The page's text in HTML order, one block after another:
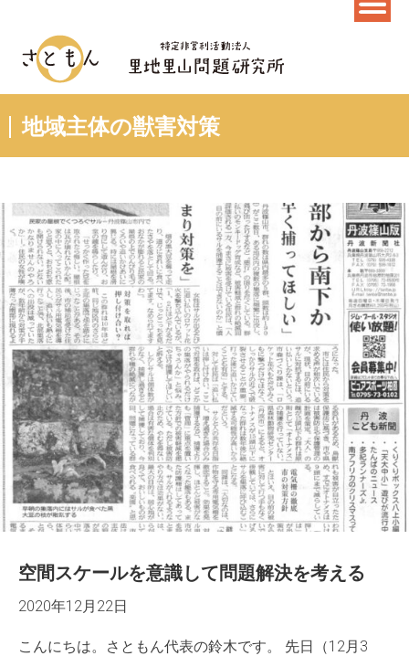
地域主体の獣害対策
空間スケールを意識して問題解決を考える
2020年12月22日
こんにちは。さともん代表の鈴木です。 先日（12月3